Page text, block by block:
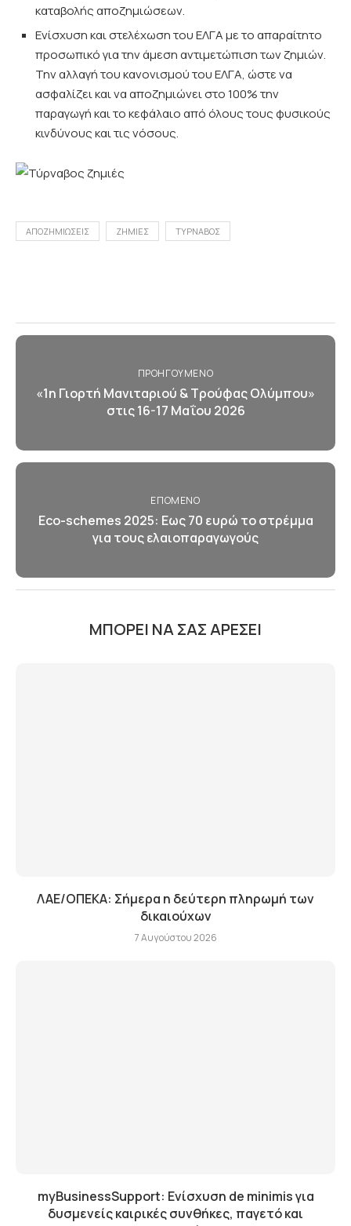
καταβολής αποζημιώσεων.
Ενίσχυση και στελέχωση του ΕΛΓΑ με το απαραίτητο
προσωπικό για την άμεση αντιμετώπιση των ζημιών.
Την αλλαγή του κανονισμού του ΕΛΓΑ, ώστε να
ασφαλίζει και να αποζημιώνει στο 100% την
παραγωγή και το κεφάλαιο από όλους τους φυσικούς
κινδύνους και τις νόσους.
ΑΠΟΖΗΜΙΩΣΕΙΣ ΖΗΜΙΕΣ ΤΥΡΝΑΒΟΣ
ΠΡΟΗΓΟΎΜΕΝΟ
«1η Γιορτή Μανιταριού & Τρούφας Ολύμπου»
στις 16-17 Μαΐου 2026
ΕΠΌΜΕΝΟ
Eco-schemes 2025: Eως 70 ευρώ το στρέμμα
για τους ελαιοπαραγωγούς
ΜΠΟΡΕΊ ΝΑ ΣΑΣ ΑΡΈΣΕΙ
ΛΑΕ/ΟΠΕΚΑ: Σήμερα η δεύτερη πληρωμή των
δικαιούχων
7 Αυγούστου 2026
myBusinessSupport: Ενίσχυση de minimis για
δυσμενείς καιρικές συνθήκες, παγετό και